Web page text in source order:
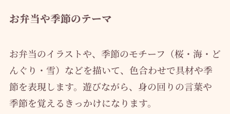
お弁当や季節のテーマ
お弁当のイラストや、季節のモチーフ（桜・海・ど
んぐり・雪）などを描いて、色合わせで具材や季
節を表現します。遊びながら、身の回りの言葉や
季節を覚えるきっかけになります。